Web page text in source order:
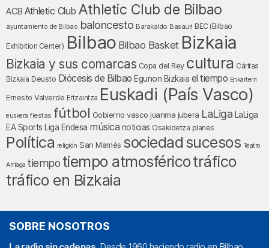
ACB Athletic Club Athletic Club de Bilbao
ayuntamiento de Bilbao baloncesto Barakaldo Basauri BEC (Bilbao
Exhibition Center) Bilbao Bilbao Basket Bizkaia
Bizkaia y sus comarcas Copa del Rey cultura Cáritas
Bizkaia Deusto Diócesis de Bilbao Egunon Bizkaia el tiempo Enkarterri
Ernesto Valverde Ertzaintza Euskadi (País Vasco)
euskera fiestas fútbol Gobierno vasco juanma jubera LaLiga LaLiga
EA Sports
Liga Endesa música noticias Osakidetza planes
Política religión San Mamés sociedad sucesos Teatro
Arriaga tiempo tiempo atmosféricotráfico
tráfico en Bizkaia
SOBRE NOSOTROS